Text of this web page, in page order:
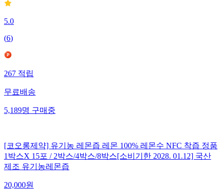
5.0
(6)
267적립
무료배송
5,189명구매중
[코오롱제약] 유기농 레몬즙 레몬 100% 레몬수 NFC 착즙 정품
1박스X 15포 / 2박스/4박스/8박스[소비기한 2028. 01.12] 국산
제조 유기농레몬즙
20,000원